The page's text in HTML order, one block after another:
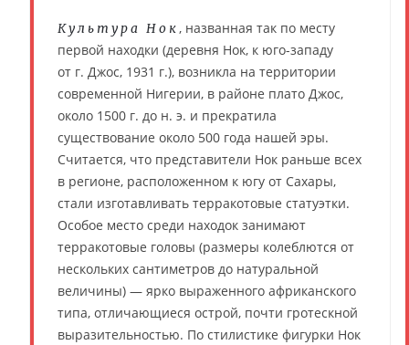
Культура Нок, названная так по месту
первой находки (деревня Нок, к юго-западу
от г. Джос, 1931 г.), возникла на территории
современной Нигерии, в районе плато Джос,
около 1500 г. до н. э. и прекратила
существование около 500 года нашей эры.
Считается, что представители Нок раньше всех
в регионе, расположенном к югу от Сахары,
стали изготавливать терракотовые статуэтки.
Особое место среди находок занимают
терракотовые головы (размеры колеблются от
нескольких сантиметров до натуральной
величины) — ярко выраженного африканского
типа, отличающиеся острой, почти гротескной
выразительностью. По стилистике фигурки Нок